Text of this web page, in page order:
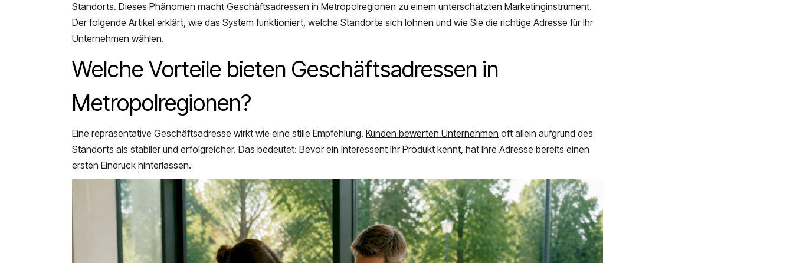
Standorts. Dieses Phänomen macht Geschäftsadressen in Metropolregionen zu einem unterschätzten Marketinginstrument.
Der folgende Artikel erklärt, wie das System funktioniert, welche Standorte sich lohnen und wie Sie die richtige Adresse für Ihr
Unternehmen wählen.
Welche Vorteile bieten Geschäftsadressen in
Metropolregionen?
Eine repräsentative Geschäftsadresse wirkt wie eine stille Empfehlung. Kunden bewerten Unternehmen oft allein aufgrund des
Standorts als stabiler und erfolgreicher. Das bedeutet: Bevor ein Interessent Ihr Produkt kennt, hat Ihre Adresse bereits einen
ersten Eindruck hinterlassen.